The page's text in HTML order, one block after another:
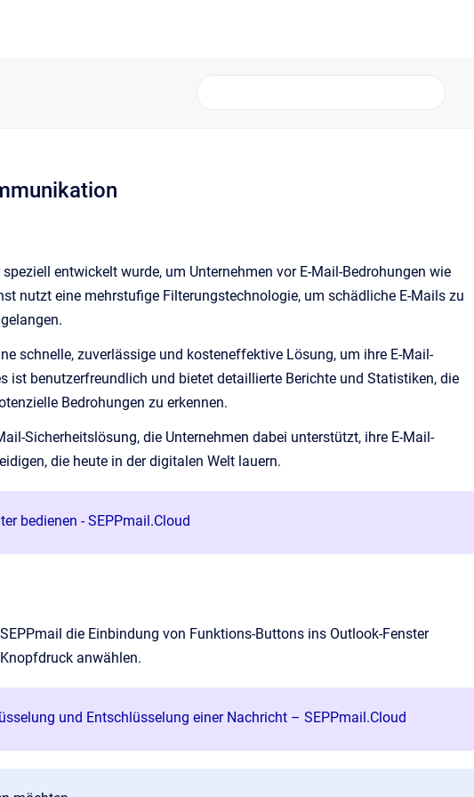
entwickelt wurde, um Unternehmen vor E-Mail-Bedrohungen wie
nutzt eine mehrstufige Filterungstechnologie, um schädliche E-Mails zu
schnelle, zuverlässige und kosteneffektive Lösung, um ihre E-Mail-
ist benutzerfreundlich und bietet detaillierte Berichte und Statistiken, die
Bedrohungen zu erkennen.
Sicherheitslösung, die Unternehmen dabei unterstützt, ihre E-Mail-
die heute in der digitalen Welt lauern.
bedienen - SEPPmail.Cloud
die Einbindung von Funktions-Buttons ins Outlook-Fenster
anwählen.
und Entschlüsselung einer Nachricht – SEPPmail.Cloud